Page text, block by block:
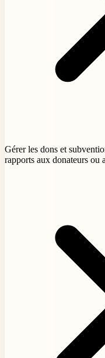
Gérer les dons et
rapports aux donateurs ou